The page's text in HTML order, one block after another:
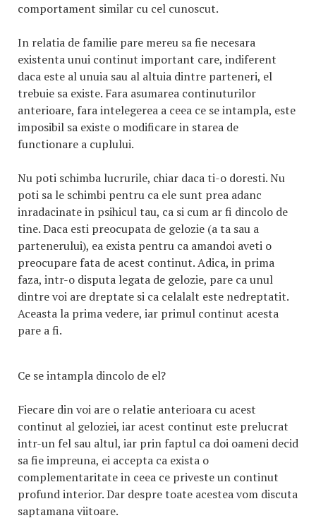
comportament similar cu cel cunoscut.
In relatia de familie pare mereu sa fie necesara
existenta unui continut important care, indiferent
daca este al unuia sau al altuia dintre parteneri, el
trebuie sa existe. Fara asumarea continuturilor
anterioare, fara intelegerea a ceea ce se intampla, este
imposibil sa existe o modificare in starea de
functionare a cuplului.
Nu poti schimba lucrurile, chiar daca ti-o doresti. Nu
poti sa le schimbi pentru ca ele sunt prea adanc
inradacinate in psihicul tau, ca si cum ar fi dincolo de
tine. Daca esti preocupata de gelozie (a ta sau a
partenerului), ea exista pentru ca amandoi aveti o
preocupare fata de acest continut. Adica, in prima
faza, intr-o disputa legata de gelozie, pare ca unul
dintre voi are dreptate si ca celalalt este nedreptatit.
Aceasta la prima vedere, iar primul continut acesta
pare a fi.
Ce se intampla dincolo de el?
Fiecare din voi are o relatie anterioara cu acest
continut al geloziei, iar acest continut este prelucrat
intr-un fel sau altul, iar prin faptul ca doi oameni decid
sa fie impreuna, ei accepta ca exista o
complementaritate in ceea ce priveste un continut
profund interior. Dar despre toate acestea vom discuta
saptamana viitoare.